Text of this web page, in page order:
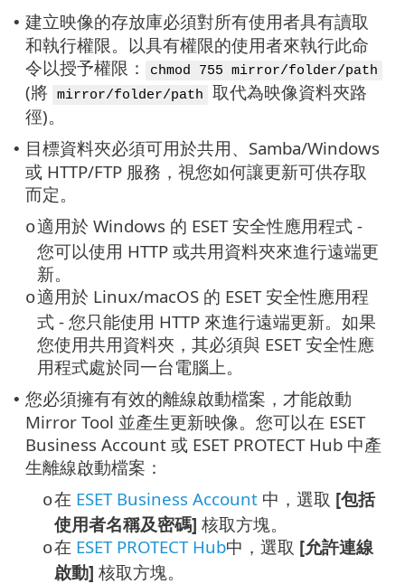
• 建立映像的存放庫必須對所有使用者具有讀取
和執行權限。以具有權限的使用者來執行此命
令以授予權限：
chmod 755 mirror/folder/path
(將 mirror/folder/path
取代為映像資料夾路
徑)。
• 目標資料夾必須可用於共用、Samba/Windows
或 HTTP/FTP 服務，視您如何讓更新可供存取
而定。
o適用於 Windows 的 ESET 安全性應用程式 -
您可以使用 HTTP 或共用資料夾來進行遠端更
新。
o適用於 Linux/macOS 的 ESET 安全性應用程
式 - 您只能使用 HTTP 來進行遠端更新。如果
您使用共用資料夾，其必須與 ESET 安全性應
用程式處於同一台電腦上。
• 您必須擁有有效的離線啟動檔案，才能啟動
Mirror Tool 並產生更新映像。您可以在 ESET
Business Account 或 ESET PROTECT Hub 中產
生離線啟動檔案：
o在 ESET Business Account 中，選取 [包括
使用者名稱及密碼] 核取方塊。
o在 ESET PROTECT Hub中，選取 [允許連線
啟動] 核取方塊。